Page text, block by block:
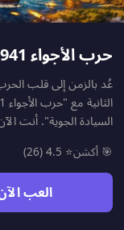
حرب الأجواء 1941
عُد بالزمن إلى قلب
السيادة الجوية". أنت
المعركة مفتوحة
سحق أسراب العدو
السيطرة على الأجواء.
لعبة طائرات، بل هي
🎯 أكشن⭐ 4.5 (26)
العب